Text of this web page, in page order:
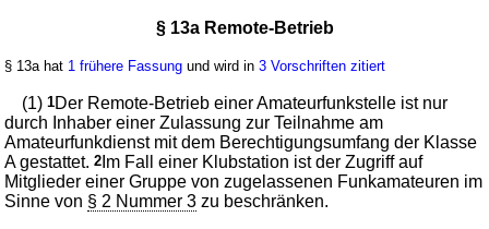
§ 13a Remote-Betrieb
§ 13a hat 1 frühere Fassung und wird in3 Vorschriften zitiert
(1)1Der Remote-Betrieb einer Amateurfunkstelle ist nur
durch Inhaber einer Zulassung zur Teilnahme am
Amateurfunkdienst mit dem Berechtigungsumfang der Klasse
A gestattet.2 Im Fall einer Klubstation ist der Zugriff auf
Mitglieder einer Gruppe von zugelassenen Funkamateuren im
Sinne von § 2 Nummer 3 zu beschränken.